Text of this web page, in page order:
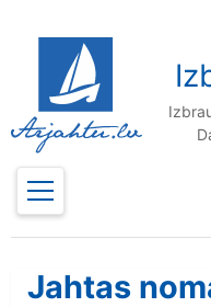
Jahtas